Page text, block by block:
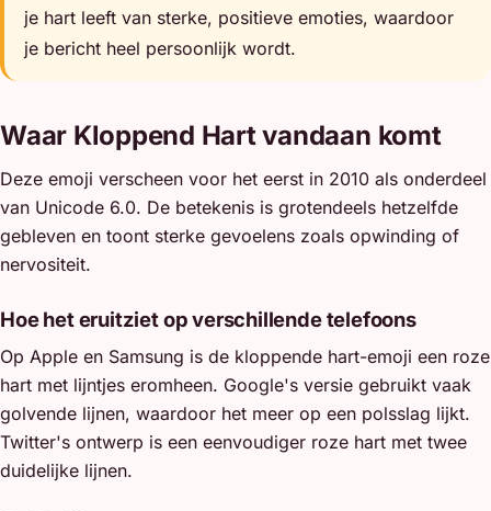
je hart leeft van sterke, positieve emoties, waardoor
je bericht heel persoonlijk wordt.
Waar Kloppend Hart vandaan komt
Deze emoji verscheen voor het eerst in 2010 als onderdeel
van Unicode 6.0. De betekenis is grotendeels hetzelfde
gebleven en toont sterke gevoelens zoals opwinding of
nervositeit.
Hoe het eruitziet op verschillende telefoons
Op Apple en Samsung is de kloppende hart-emoji een roze
hart met lijntjes eromheen. Google's versie gebruikt vaak
golvende lijnen, waardoor het meer op een polsslag lijkt.
Twitter's ontwerp is een eenvoudiger roze hart met twee
duidelijke lijnen.